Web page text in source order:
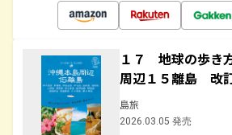
１７ 地球の歩
周辺１５離島 改
島旅
2026.03.05 発売